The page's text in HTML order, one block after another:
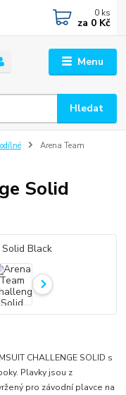
Menu
Hledat
0 ks
za 0 Kč
Arena Team
Solid
CHALLENGE SOLID s
Plavky jsou z
pro závodní plavce na